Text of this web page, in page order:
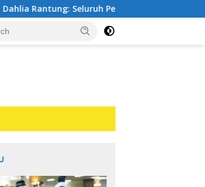
Persiapan Pelantikan HIPPI Balikpapan